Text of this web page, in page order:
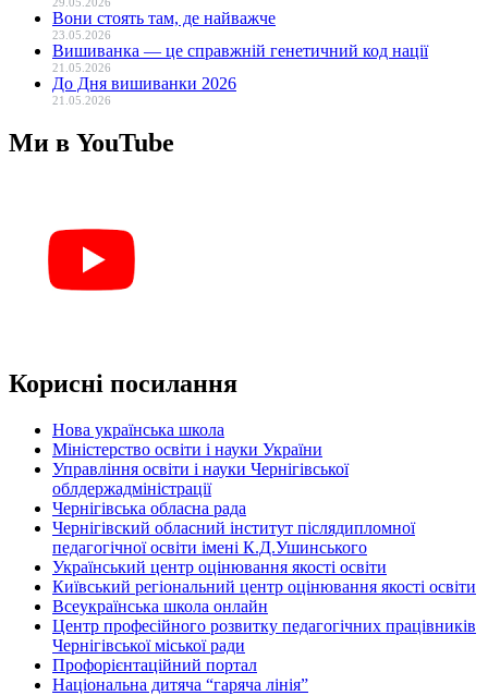
29.05.2026
Вони стоять там, де найважче
23.05.2026
Вишиванка — це справжній генетичний код нації
21.05.2026
До Дня вишиванки 2026
21.05.2026
Ми в YouTube
Корисні посилання
Нова українська школа
Міністерство освіти і науки України
Управління освіти і науки Чернігівської
облдержадміністрації
Чернігівська обласна рада
Чернігівский обласний інститут післядипломної
педагогічної освіти імені К.Д.Ушинського
Український центр оцінювання якості освіти
Київський регіональний центр оцінювання якості освіти
Всеукраїнська школа онлайн
Центр професійного розвитку педагогічних працівників
Чернігівської міської ради
Профорієнтаційний портал
Національна дитяча “гаряча лінія”